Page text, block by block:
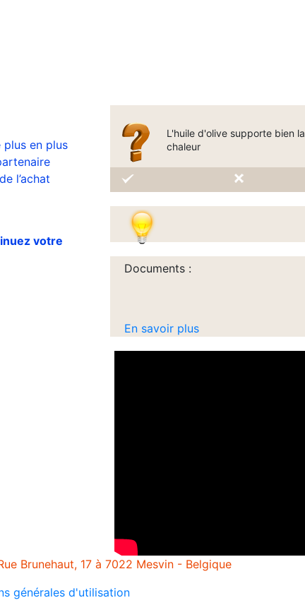
en plus
l’achat
votre
L'huile d'olive supporte bien la
chaleur
Documents :
En savoir plus
Brunehaut, 17 à 7022 Mesvin - Belgique
générales d'utilisation